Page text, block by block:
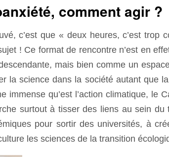
comment agir ?
c’est que « deux heures, c’est trop
! Ce format de rencontre n’est en
mais bien comme un
la science dans la société autant que
immense qu’est l’action climatique, le
surtout à tisser des liens au sein du
pour sortir des universités, à
les sciences de la transition